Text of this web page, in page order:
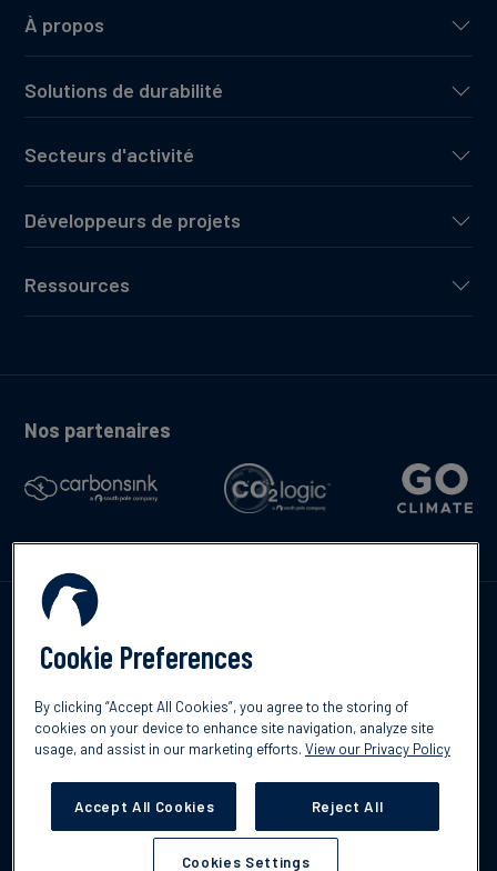
English
À propos
Solutions de durabilité
Secteurs d'activité
Développeurs de projets
Ressources
Nos partenaires
responsabilité
Cookie Preferences
By clicking “Accept All Cookies”, you agree to the storing of
cookies on your device to enhance site navigation, analyze site
usage, and assist in our marketing efforts. View our Privacy Policy
Accept All Cookies Reject All
Cookies Settings